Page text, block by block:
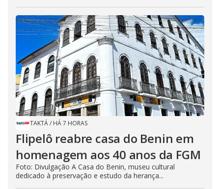
TAKTÁ/ HÁ 7 HORAS
Flipelô reabre casa do Benin em
homenagem aos 40 anos da FGM
Foto: Divulgação A Casa do Benin, museu cultural
dedicado à preservação e estudo da herança...